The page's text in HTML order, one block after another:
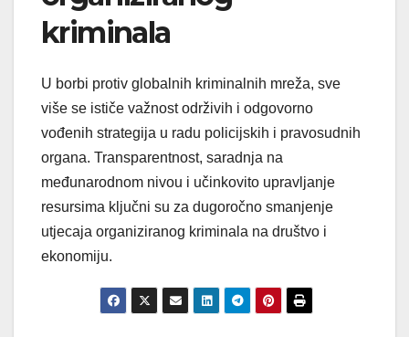
kriminala
U borbi protiv globalnih kriminalnih mreža, sve
više se ističe važnost održivih i odgovorno
vođenih strategija u radu policijskih i pravosudnih
organa. Transparentnost, saradnja na
međunarodnom nivou i učinkovito upravljanje
resursima ključni su za dugoročno smanjenje
utjecaja organiziranog kriminala na društvo i
ekonomiju.